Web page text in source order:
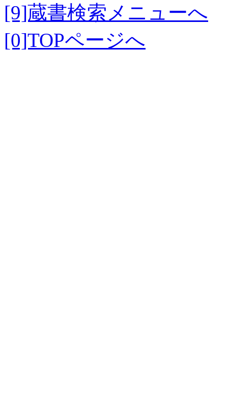
[9]蔵書検索メニューへ
[0]TOPページへ